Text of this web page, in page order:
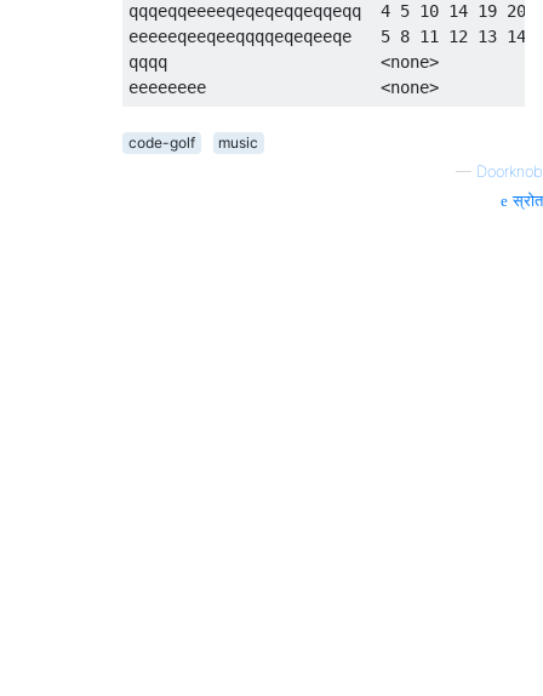
qqqeqqeeeeqeqeqeqqeqqeqq  4 5 10 14 19 20
eeeeeqeeqeeqqqqeqeqeeqe   5 8 11 12 13 14
qqqq                      <none>
code-golf
music
— Doorknob
स्रोत